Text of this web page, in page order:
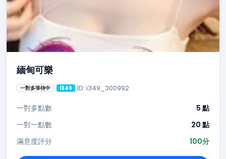
緬甸可樂
一對多等待中 i349 ID: i349_300992
一對多點數
5 點
一對一點數
20 點
滿意度評分
100分